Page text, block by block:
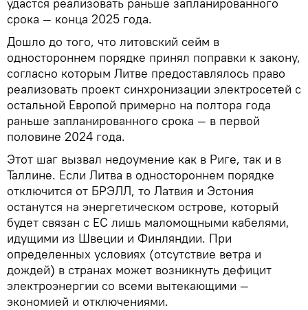
срока — конца 2025 года.
Дошло до того, что литовский сейм в
одностороннем порядке принял поправки к закону,
согласно которым Литве предоставлялось право
реализовать проект синхронизации электросетей с
остальной Европой примерно на полтора года
раньше запланированного срока — в первой
половине 2024 года.
Этот шаг вызвал недоумение как в Риге, так и в
Таллине. Если Литва в одностороннем порядке
отключится от БРЭЛЛ, то Латвия и Эстония
останутся на энергетическом острове, который
будет связан с ЕС лишь маломощными кабелями,
идущими из Швеции и Финляндии. При
определенных условиях (отсутствие ветра и
дождей) в странах может возникнуть дефицит
электроэнергии со всеми вытекающими —
экономией и отключениями.